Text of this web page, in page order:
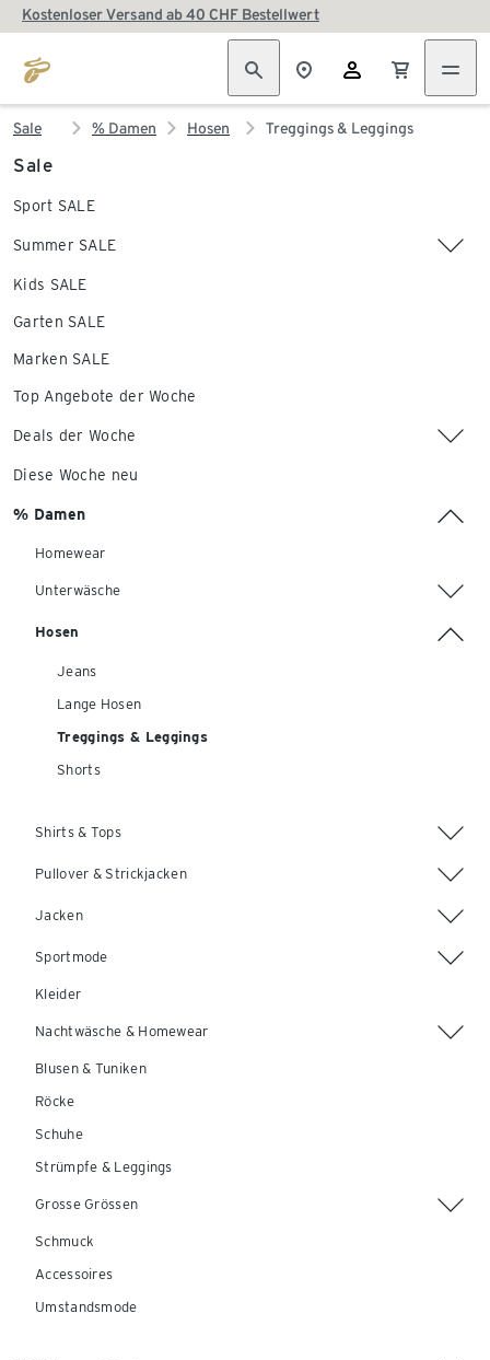
Kostenloser Versand ab 40 CHF Bestellwert
Sale % Damen Hosen Treggings & Leggings
Sale
Sport SALE
Summer SALE
Kids SALE
Garten SALE
Marken SALE
Top Angebote der Woche
Deals der Woche
Diese Woche neu
% Damen
Homewear
Unterwäsche
Hosen
Jeans
Lange Hosen
Treggings & Leggings
Shorts
Shirts & Tops
Pullover & Strickjacken
Jacken
Sportmode
Kleider
Nachtwäsche & Homewear
Blusen & Tuniken
Röcke
Schuhe
Strümpfe & Leggings
Grosse Grössen
Schmuck
Accessoires
Umstandsmode